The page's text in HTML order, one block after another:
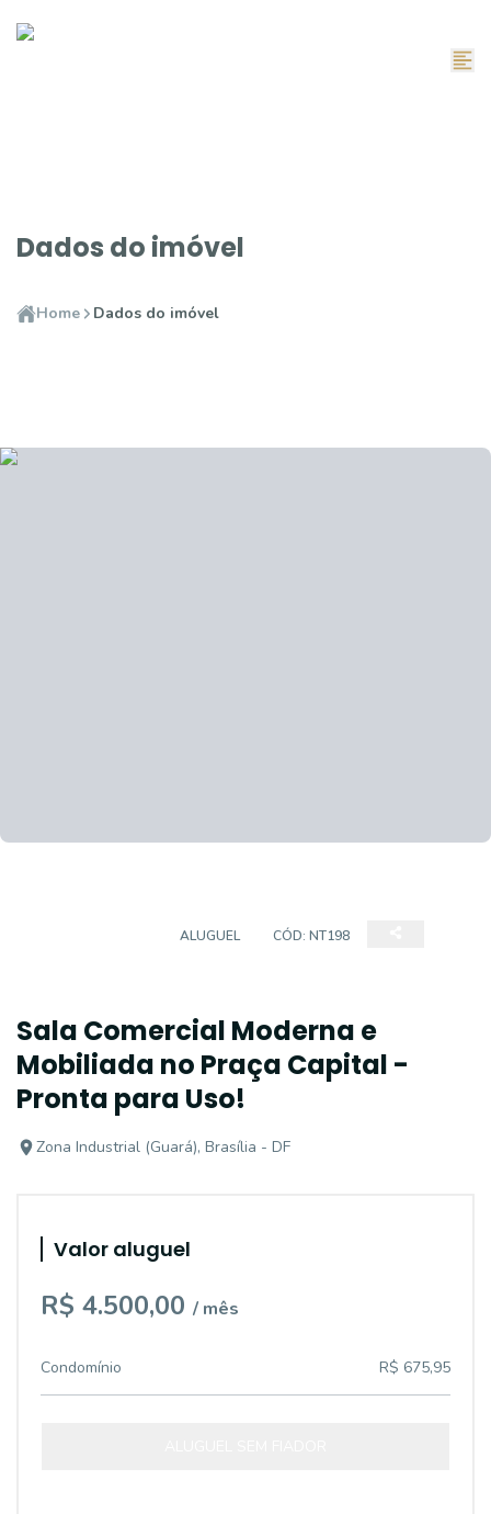
Dados do imóvel
Home Dados do imóvel
ALUGUEL CÓD: NT198
Sala Comercial Moderna e
Mobiliada no Praça Capital -
Pronta para Uso!
Zona Industrial (Guará), Brasília - DF
Valor aluguel
R$ 4.500,00 / mês
Condomínio R$ 675,95